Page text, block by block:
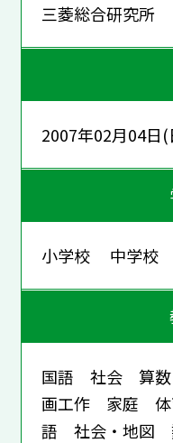
三菱総合研究所
2007年02月04日(
小学校 中学
国語 社会 算
画工作 家庭
語 社会・地図